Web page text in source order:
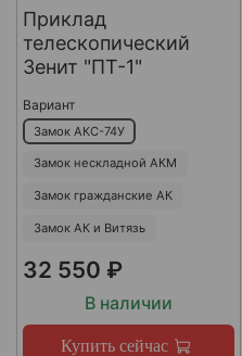
Приклад
телескопический
Зенит "ПТ-1"
Вариант
Замок АКС-74У
Замок нескладной АКМ
Замок гражданские АК
Замок АК и Витязь
32 550 ₽
В наличии
Купить сейчас